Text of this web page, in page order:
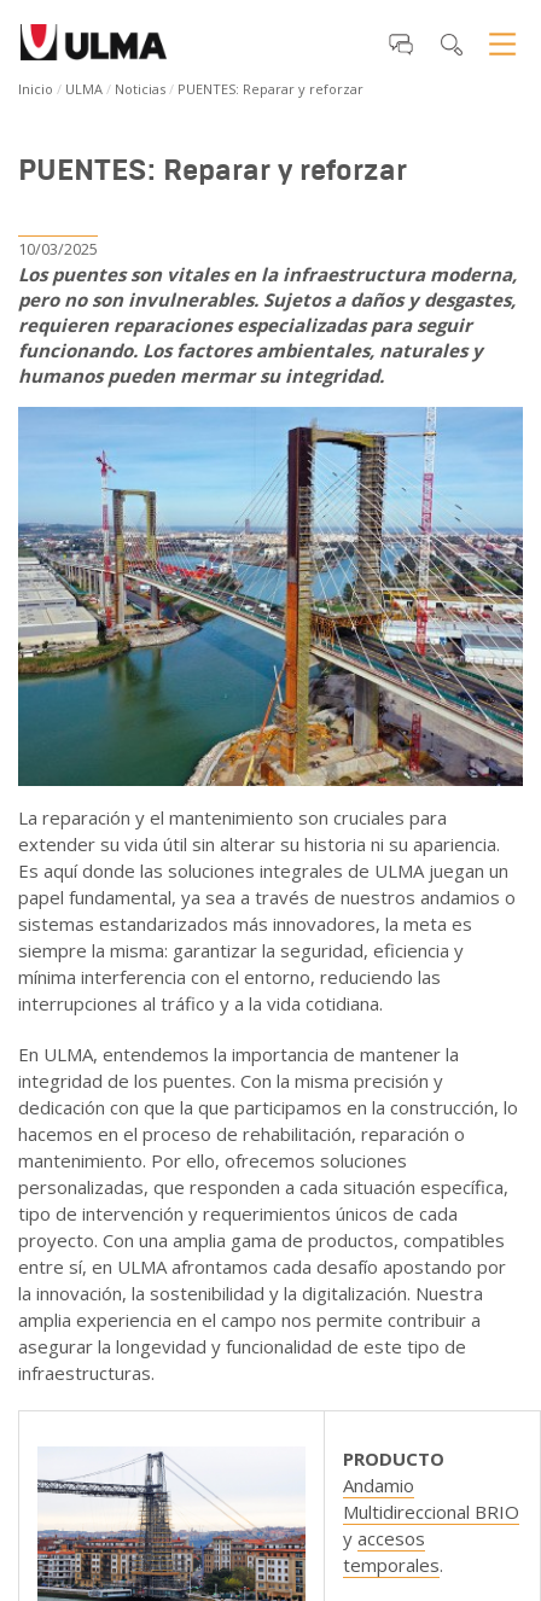
Inicio ULMA Noticias PUENTES: Reparar y reforzar
PUENTES: Reparar y reforzar
10/03/2025
Los puentes son vitales en la infraestructura moderna,
pero no son invulnerables. Sujetos a daños y desgastes,
requieren reparaciones especializadas para seguir
funcionando. Los factores ambientales, naturales y
humanos pueden mermar su integridad.
La reparación y el mantenimiento son cruciales para
extender su vida útil sin alterar su historia ni su apariencia.
Es aquí donde las soluciones integrales de ULMA juegan un
papel fundamental, ya sea a través de nuestros andamios o
sistemas estandarizados más innovadores, la meta es
siempre la misma: garantizar la seguridad, eficiencia y
mínima interferencia con el entorno, reduciendo las
interrupciones al tráfico y a la vida cotidiana.
En ULMA, entendemos la importancia de mantener la
integridad de los puentes. Con la misma precisión y
dedicación con que la que participamos en la construcción, lo
hacemos en el proceso de rehabilitación, reparación o
mantenimiento. Por ello, ofrecemos soluciones
personalizadas, que responden a cada situación específica,
tipo de intervención y requerimientos únicos de cada
proyecto. Con una amplia gama de productos, compatibles
entre sí, en ULMA afrontamos cada desafío apostando por
la innovación, la sostenibilidad y la digitalización. Nuestra
amplia experiencia en el campo nos permite contribuir a
asegurar la longevidad y funcionalidad de este tipo de
infraestructuras.
PRODUCTO
Andamio
Multidireccional BRIO
y accesos
temporales.